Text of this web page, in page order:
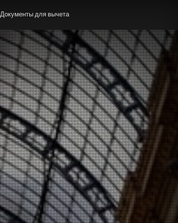
Документы для вычета